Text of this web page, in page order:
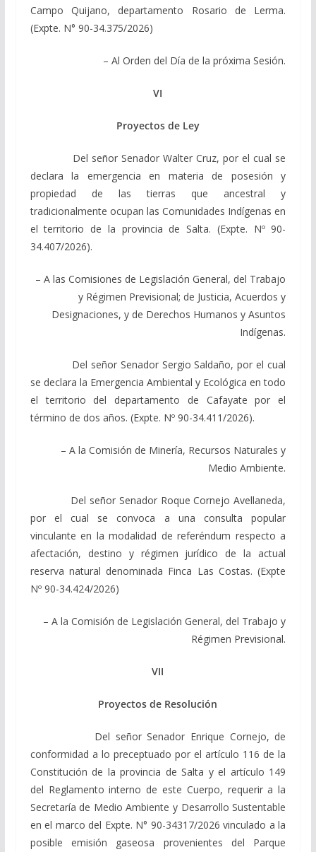
Campo Quijano, departamento Rosario de Lerma.
(Expte. N° 90-34.375/2026)
– Al Orden del Día de la próxima Sesión.
VI
Proyectos de Ley
Del señor Senador Walter Cruz, por el cual se
declara la emergencia en materia de posesión y
propiedad de las tierras que ancestral y
tradicionalmente ocupan las Comunidades Indígenas en
el territorio de la provincia de Salta. (Expte. Nº 90-
34.407/2026).
– A las Comisiones de Legislación General, del Trabajo
y Régimen Previsional; de Justicia, Acuerdos y
Designaciones, y de Derechos Humanos y Asuntos
Indígenas.
Del señor Senador Sergio Saldaño, por el cual
se declara la Emergencia Ambiental y Ecológica en todo
el territorio del departamento de Cafayate por el
término de dos años. (Expte. Nº 90-34.411/2026).
– A la Comisión de Minería, Recursos Naturales y
Medio Ambiente.
Del señor Senador Roque Cornejo Avellaneda,
por el cual se convoca a una consulta popular
vinculante en la modalidad de referéndum respecto a
afectación, destino y régimen jurídico de la actual
reserva natural denominada Finca Las Costas. (Expte
Nº 90-34.424/2026)
– A la Comisión de Legislación General, del Trabajo y
Régimen Previsional.
VII
Proyectos de Resolución
Del señor Senador Enrique Cornejo, de
conformidad a lo preceptuado por el artículo 116 de la
Constitución de la provincia de Salta y el artículo 149
del Reglamento interno de este Cuerpo, requerir a la
Secretaría de Medio Ambiente y Desarrollo Sustentable
en el marco del Expte. N° 90-34317/2026 vinculado a la
posible emisión gaseosa provenientes del Parque